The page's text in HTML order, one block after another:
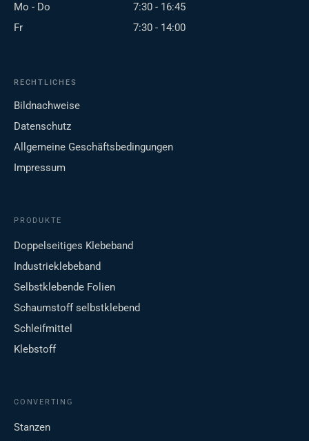
Mo - Do
7:30 - 16:45
Fr
7:30 - 14:00
RECHTLICHES
Bildnachweise
Datenschutz
Allgemeine Geschäftsbedingungen
Impressum
PRODUKTE
Doppelseitiges Klebeband
Industrieklebeband
Selbstklebende Folien
Schaumstoff selbstklebend
Schleifmittel
Klebstoff
CONVERTING
Stanzen